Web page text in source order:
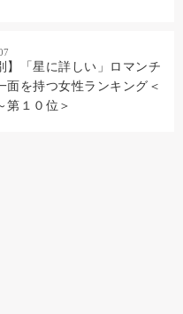
】「星に詳しい」ロマンチ
面を持つ女性ランキング＜
第１０位＞